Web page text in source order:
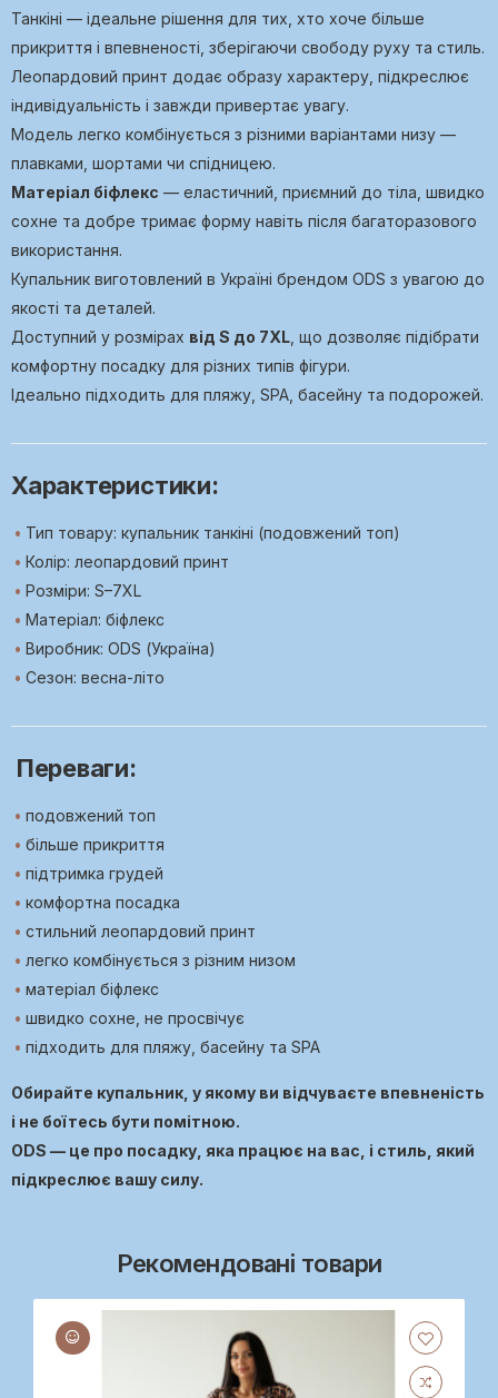
Танкіні — ідеальне рішення для тих, хто хоче більше
прикриття і впевненості, зберігаючи свободу руху та стиль.
Леопардовий принт додає образу характеру, підкреслює
індивідуальність і завжди привертає увагу.
Модель легко комбінується з різними варіантами низу —
плавками, шортами чи спідницею.
Матеріал біфлекс — еластичний, приємний до тіла, швидко
сохне та добре тримає форму навіть після багаторазового
використання.
Купальник виготовлений в Україні брендом ODS з увагою до
якості та деталей.
Доступний у розмірах від S до 7XL , що дозволяє підібрати
комфортну посадку для різних типів фігури.
Ідеально підходить для пляжу, SPA, басейну та подорожей.
Характеристики:
Тип товару: купальник танкіні (подовжений топ)
Колір: леопардовий принт
Розміри: S–7XL
Матеріал: біфлекс
Виробник: ODS (Україна)
Сезон: весна-літо
Переваги:
подовжений топ
більше прикриття
підтримка грудей
комфортна посадка
стильний леопардовий принт
легко комбінується з різним низом
матеріал біфлекс
швидко сохне, не просвічує
підходить для пляжу, басейну та SPA
Обирайте купальник, у якому ви відчуваєте впевненість
і не боїтесь бути помітною.
ODS — це про посадку, яка працює на вас, і стиль, який
підкреслює вашу силу.
Рекомендовані товари